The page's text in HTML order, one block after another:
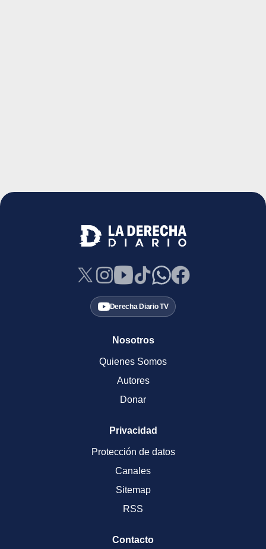
Derecha Diario TV
Nosotros
Quienes Somos
Autores
Donar
Privacidad
Protección de datos
Canales
Sitemap
RSS
Contacto